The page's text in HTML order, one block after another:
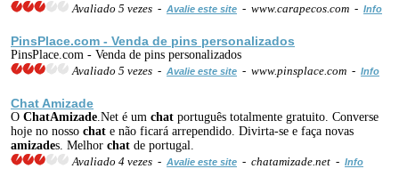
Avaliado 5 vezes - Avalie este site - www.carapecos.com - Info
PinsPlace.com - Venda de pins personalizados
PinsPlace.com - Venda de pins personalizados
Avaliado 5 vezes - Avalie este site - www.pinsplace.com - Info
Chat Amizade
O ChatAmizade .Net é um chat português totalmente gratuito. Converse
hoje no nosso chat e não ficará arrependido. Divirta-se e faça novas
amizades. Melhor chat de portugal.
Avaliado 4 vezes - Avalie este site - chatamizade.net - Info